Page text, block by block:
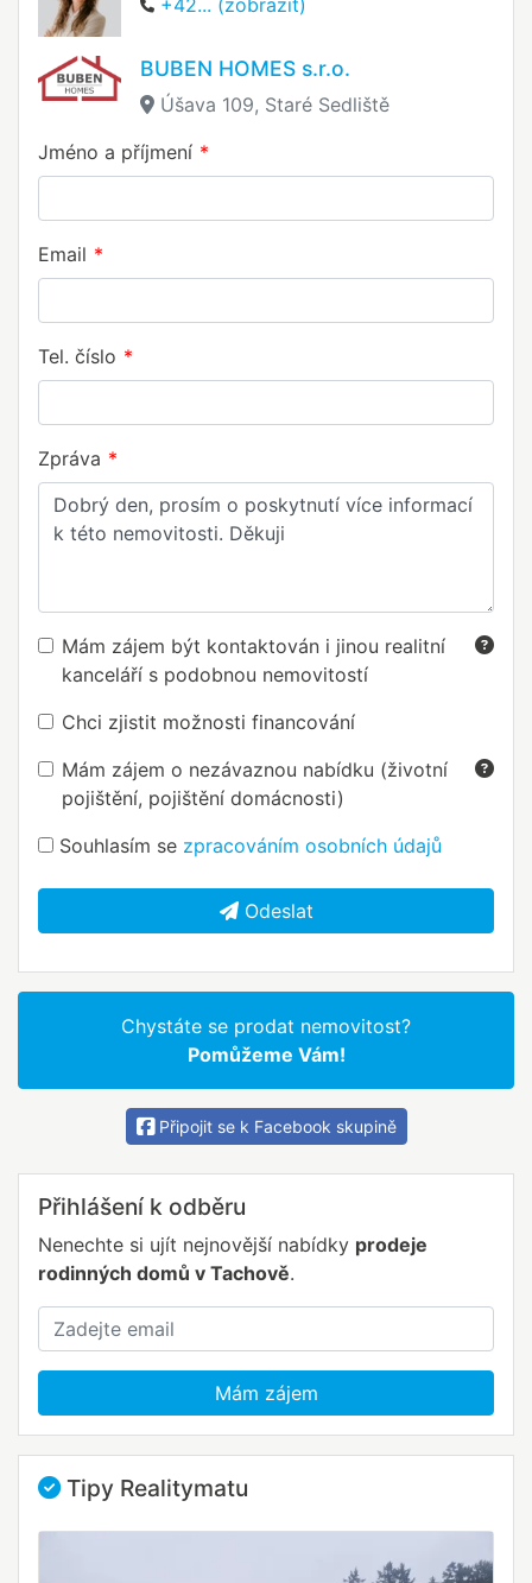
+42... (zobrazit)
BUBEN HOMES s.r.o.
Úšava 109, Staré Sedliště
Jméno a příjmení
Email
Tel. číslo
Zpráva
Mám zájem být kontaktován i jinou realitní
kanceláří s podobnou nemovitostí
Chci zjistit možnosti financování
Mám zájem o nezávaznou nabídku (životní
pojištění, pojištění domácnosti)
Souhlasím se zpracováním osobních údajů
Odeslat
Chystáte se prodat nemovitost?
Pomůžeme Vám!
Připojit se k Facebook skupině
Přihlášení k odběru
Nenechte si ujít nejnovější nabídky prodeje
rodinných domů v Tachově.
Mám zájem
Tipy Realitymatu